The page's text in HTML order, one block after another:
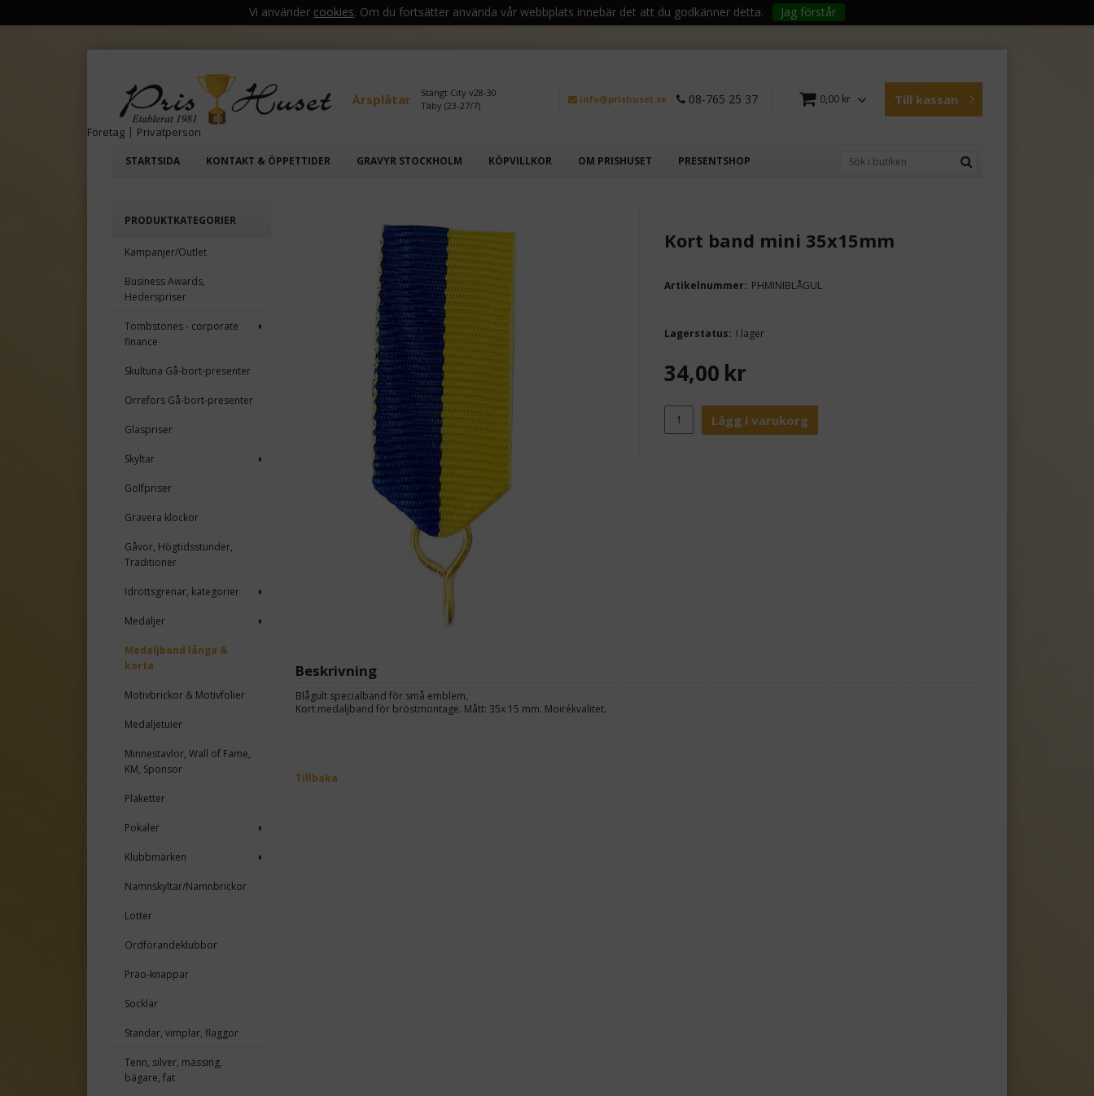
Vi använder cookies. Om du fortsätter använda vår webbplats innebär det att du godkänner detta. Jag förstår
Årsplåtar
Stängt City v28-30
Täby (23-27/7)
info@prishuset.se 08-765 25 37 0,00 kr Till kassan
STARTSIDA KONTAKT & ÖPPETTIDER GRAVYR STOCKHOLM KÖPVILLKOR OM PRISHUSET PRESENTSHOP
Företag | Privatperson
PRODUKTKATEGORIER
Kampanjer/Outlet
Business Awards,
Hederspriser
Tombstones - corporate
finance
Skultuna Gå-bort-presenter
Orrefors Gå-bort-presenter
Glaspriser
Skyltar
Golfpriser
Gravera klockor
Gåvor, Högtidsstunder,
Traditioner
Idrottsgrenar, kategorier
Medaljer
Medaljband långa &
korta
Motivbrickor & Motivfolier
Medaljetuier
Minnestavlor, Wall of Fame,
KM, Sponsor
Plaketter
Pokaler
Klubbmärken
Namnskyltar/Namnbrickor
Lotter
Ordförandeklubbor
Prao-knappar
Socklar
Standar, vimplar, flaggor
Tenn, silver, mässing,
bägare, fat
Kort band mini 35x15mm
Artikelnummer: PHMINIBLÅGUL
Lagerstatus: I lager
34,00 kr
Lägg i varukorg
Beskrivning
Blågult specialband för små emblem,
Kort medaljband för bröstmontage. Mått: 35x 15 mm. Moirékvalitet.
Tillbaka